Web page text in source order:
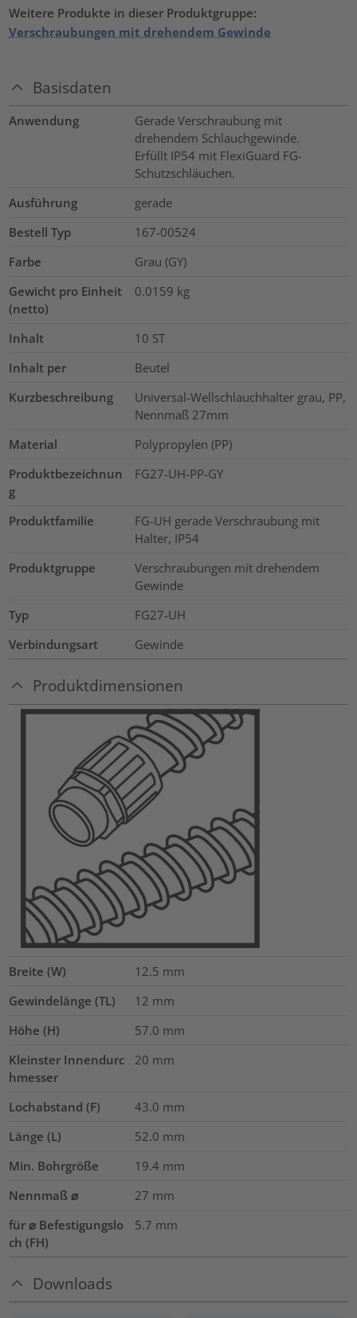
Weitere Produkte in dieser Produktgruppe:
Verschraubungen mit drehendem Gewinde
Basisdaten
Anwendung
Gerade Verschraubung mit
drehendem Schlauchgewinde.
Erfüllt IP54 mit FlexiGuard FG-
Schutzschläuchen.
Ausführung
gerade
Bestell Typ
167-00524
Farbe
Grau (GY)
Gewicht pro Einheit
(netto)
0.0159 kg
Inhalt 10 ST
Inhalt per
Beutel
Kurzbeschreibung
Universal-Wellschlauchhalter grau, PP,
Nennmaß 27mm
Material
Polypropylen (PP)
Produktbezeichnun
g
FG27-UH-PP-GY
Produktfamilie
FG-UH gerade Verschraubung mit
Halter, IP54
Produktgruppe
Verschraubungen mit drehendem
Gewinde
Typ
FG27-UH
Verbindungsart
Gewinde
Produktdimensionen
Breite (W) 12.5 mm
Gewindelänge (TL)
12 mm
Höhe (H)
57.0 mm
Kleinster Innendurc
hmesser
20 mm
Lochabstand (F) 43.0 mm
Länge (L)
52.0 mm
Min. Bohrgröße
19.4 mm
Nennmaß ⌀
27 mm
für ⌀ Befestigungslo
ch (FH)
5.7 mm
Downloads